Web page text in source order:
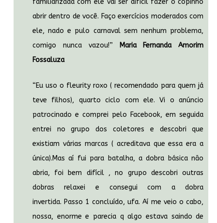
familiarizada com ele vai ser difícil fazer o copinho
abrir dentro de você. Faço exercícios moderados com
ele, nado e pulo carnaval sem nenhum problema,
comigo nunca vazou!” Maria Fernanda Amorim
Fossaluza
“Eu uso o fleurity roxo ( recomendado para quem já
teve filhos), quarto ciclo com ele. Vi o anúncio
patrocinado e comprei pelo Facebook, em seguida
entrei no grupo dos coletores e descobri que
existiam várias marcas ( acreditava que essa era a
única).Mas aí fui para batalha, a dobra básica não
abria, foi bem difícil , no grupo descobri outras
dobras relaxei e consegui com a dobra
invertida. Passo 1 concluído, ufa. Aí me veio o cabo,
nossa, enorme e parecia q algo estava saindo de